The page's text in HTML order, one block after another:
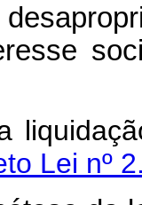
a
Lei nº